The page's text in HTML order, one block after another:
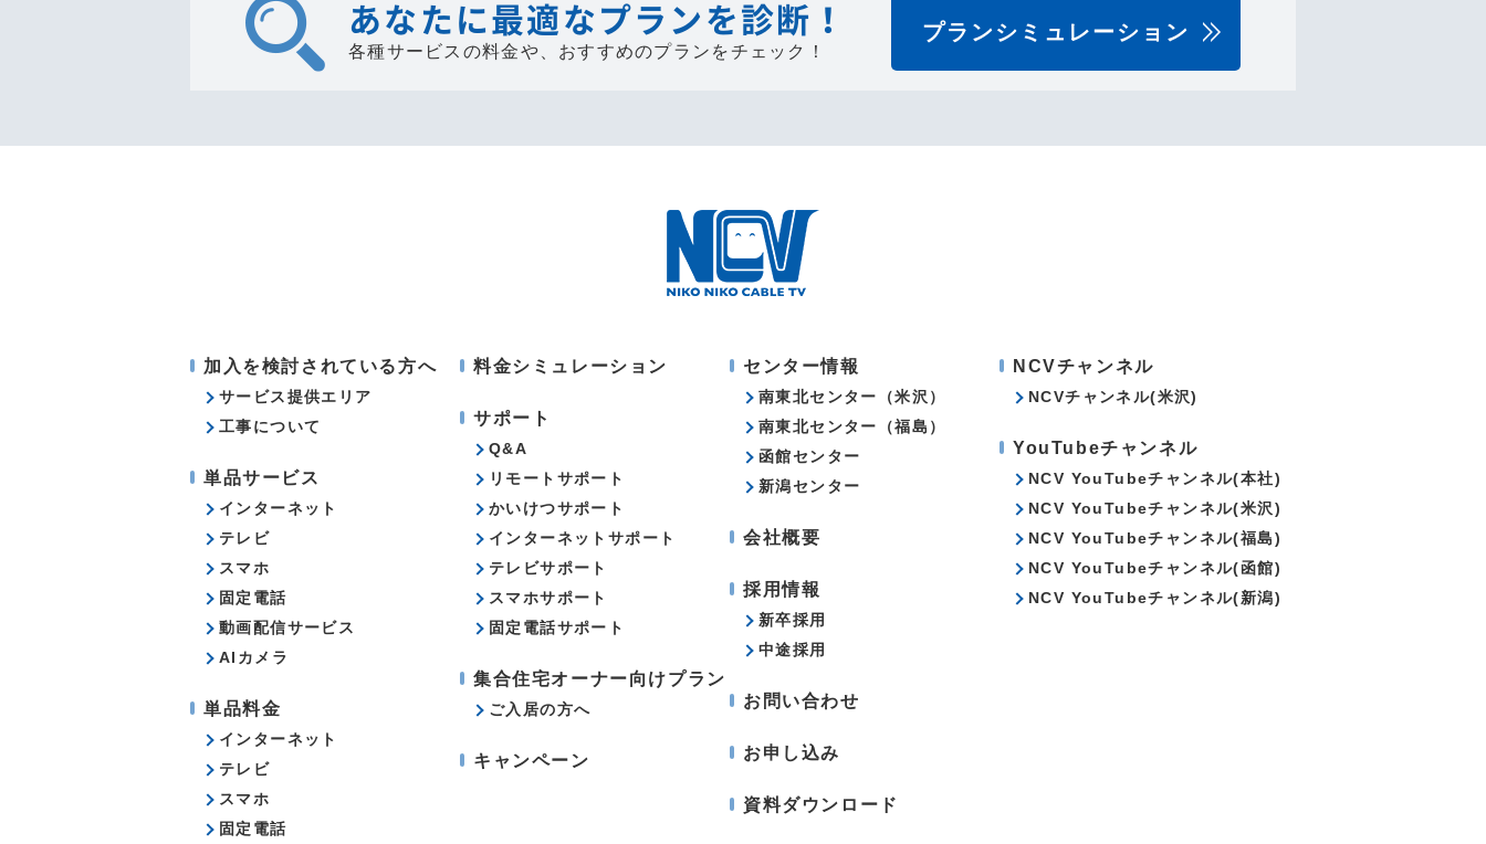
あなたに最適なプランを診断！
各種サービスの料金や、 おすすめのプランをチェック！
プランシミュレーション
加入を検討されている方へ
サービス提供エリア
工事について
単品サービス
インターネット
テレビ
スマホ
固定電話
動画配信サービス
AIカメラ
単品料金
インターネット
テレビ
スマホ
固定電話
料金シミュレーション
サポート
Q&A
リモートサポート
かいけつサポート
インターネットサポート
テレビサポート
スマホサポート
固定電話サポート
集合住宅オーナー向けプラン
ご入居の方へ
キャンペーン
センター情報
南東北センター（米沢）
南東北センター（福島）
函館センター
新潟センター
会社概要
採用情報
新卒採用
中途採用
お問い合わせ
お申し込み
資料ダウンロード
NCVチャンネル
NCVチャンネル(米沢)
YouTubeチャンネル
NCV YouTubeチャンネル(本社)
NCV YouTubeチャンネル(米沢)
NCV YouTubeチャンネル(福島)
NCV YouTubeチャンネル(函館)
NCV YouTubeチャンネル(新潟)